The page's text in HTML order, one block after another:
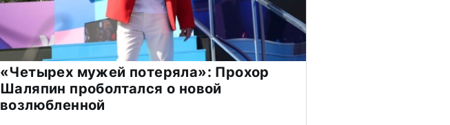
«Четырех мужей потеряла»: Прохор
Шаляпин проболтался о новой
возлюбленной